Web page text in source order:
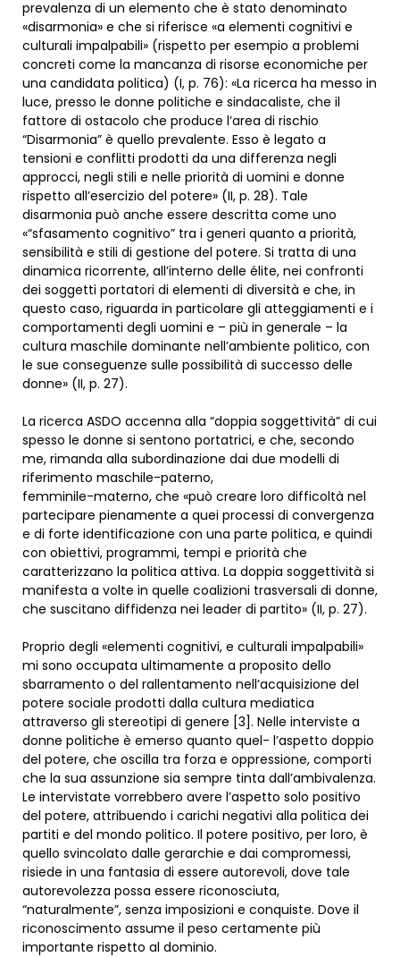
prevalenza di un elemento che è stato denominato
«disarmonia» e che si riferisce «a elementi cognitivi e
culturali impalpabili» (rispetto per esempio a problemi
concreti come la mancanza di risorse economiche per
una candidata politica) (I, p. 76): «La ricerca ha messo in
luce, presso le donne politiche e sindacaliste, che il
fattore di ostacolo che produce l’area di rischio
“Disarmonia” è quello prevalente. Esso è legato a
tensioni e conflitti prodotti da una differenza negli
approcci, negli stili e nelle priorità di uomini e donne
rispetto all’esercizio del potere» (II, p. 28). Tale
disarmonia può anche essere descritta come uno
«“sfasamento cognitivo” tra i generi quanto a priorità,
sensibilità e stili di gestione del potere. Si tratta di una
dinamica ricorrente, all’interno delle élite, nei confronti
dei soggetti portatori di elementi di diversità e che, in
questo caso, riguarda in particolare gli atteggiamenti e i
comportamenti degli uomini e – più in generale – la
cultura maschile dominante nell’ambiente politico, con
le sue conseguenze sulle possibilità di successo delle
donne» (II, p. 27).
La ricerca ASDO accenna alla “doppia soggettività” di cui
spesso le donne si sentono portatrici, e che, secondo
me, rimanda alla subordinazione dai due modelli di
riferimento maschile-paterno,
femminile-materno, che «può creare loro difficoltà nel
partecipare pienamente a quei processi di convergenza
e di forte identificazione con una parte politica, e quindi
con obiettivi, programmi, tempi e priorità che
caratterizzano la politica attiva. La doppia soggettività si
manifesta a volte in quelle coalizioni trasversali di donne,
che suscitano diffidenza nei leader di partito» (II, p. 27).
Proprio degli «elementi cognitivi, e culturali impalpabili»
mi sono occupata ultimamente a proposito dello
sbarramento o del rallentamento nell’acquisizione del
potere sociale prodotti dalla cultura mediatica
attraverso gli stereotipi di genere [3]. Nelle interviste a
donne politiche è emerso quanto quel- l’aspetto doppio
del potere, che oscilla tra forza e oppressione, comporti
che la sua assunzione sia sempre tinta dall’ambivalenza.
Le intervistate vorrebbero avere l’aspetto solo positivo
del potere, attribuendo i carichi negativi alla politica dei
partiti e del mondo politico. Il potere positivo, per loro, è
quello svincolato dalle gerarchie e dai compromessi,
risiede in una fantasia di essere autorevoli, dove tale
autorevolezza possa essere riconosciuta,
“naturalmente”, senza imposizioni e conquiste. Dove il
riconoscimento assume il peso certamente più
importante rispetto al dominio.